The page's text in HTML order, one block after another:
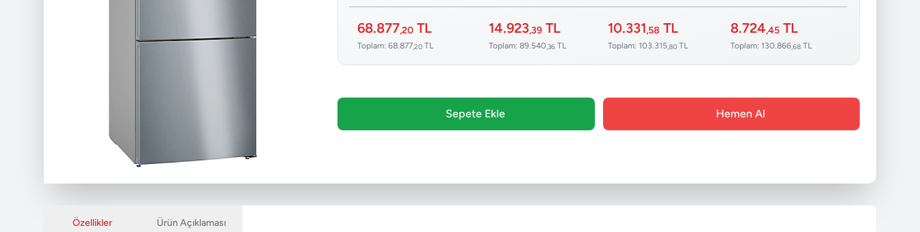
68.877,20 TL
Toplam: 68.877,20 TL
14.923,39 TL
Toplam: 89.540 ,36 TL
10.331,58 TL
Toplam: 103.315,80 TL
8.724,45 TL
Toplam: 130.866,68 TL
Sepete Ekle Hemen Al
Özellikler Ürün Açıklaması